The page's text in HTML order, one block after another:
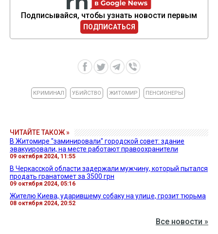
Подписывайся, чтобы узнать новости первым
ПОДПИСАТЬСЯ
КРИМИНАЛ УБИЙСТВО ЖИТОМИР ПЕНСИОНЕРЫ
ЧИТАЙТЕ ТАКОЖ »
В Житомире "заминировали" городской совет: здание
эвакуировали, на месте работают правоохранители
09 октября 2024, 11:55
В Черкасской области задержали мужчину, который пытался
продать гранатомет за 3500 грн
09 октября 2024, 05:16
Жителю Киева, ударившему собаку на улице, грозит тюрьма
08 октября 2024, 20:52
Все новости »